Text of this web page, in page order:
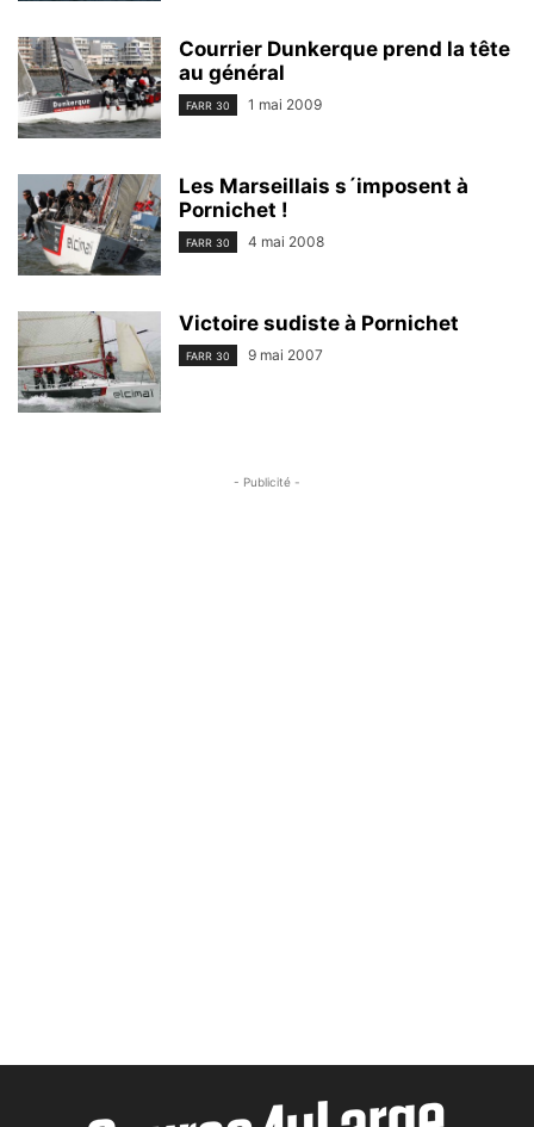
Courrier Dunkerque prend la tête
au général
FARR 30 1 mai 2009
Les Marseillais s´imposent à
Pornichet !
FARR 30 4 mai 2008
Victoire sudiste à Pornichet
FARR 30 9 mai 2007
- Publicité -